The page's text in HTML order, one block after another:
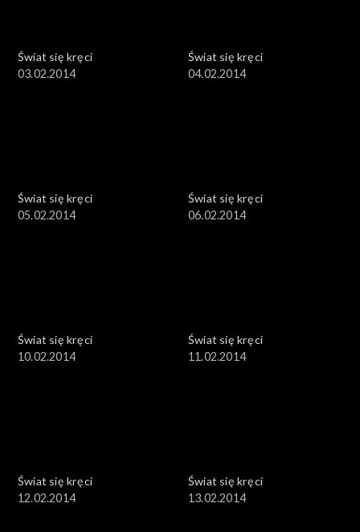
Świat się kręci
03.02.2014
Świat się kręci
04.02.2014
Świat się kręci
05.02.2014
Świat się kręci
06.02.2014
Świat się kręci
10.02.2014
Świat się kręci
11.02.2014
Świat się kręci
12.02.2014
Świat się kręci
13.02.2014